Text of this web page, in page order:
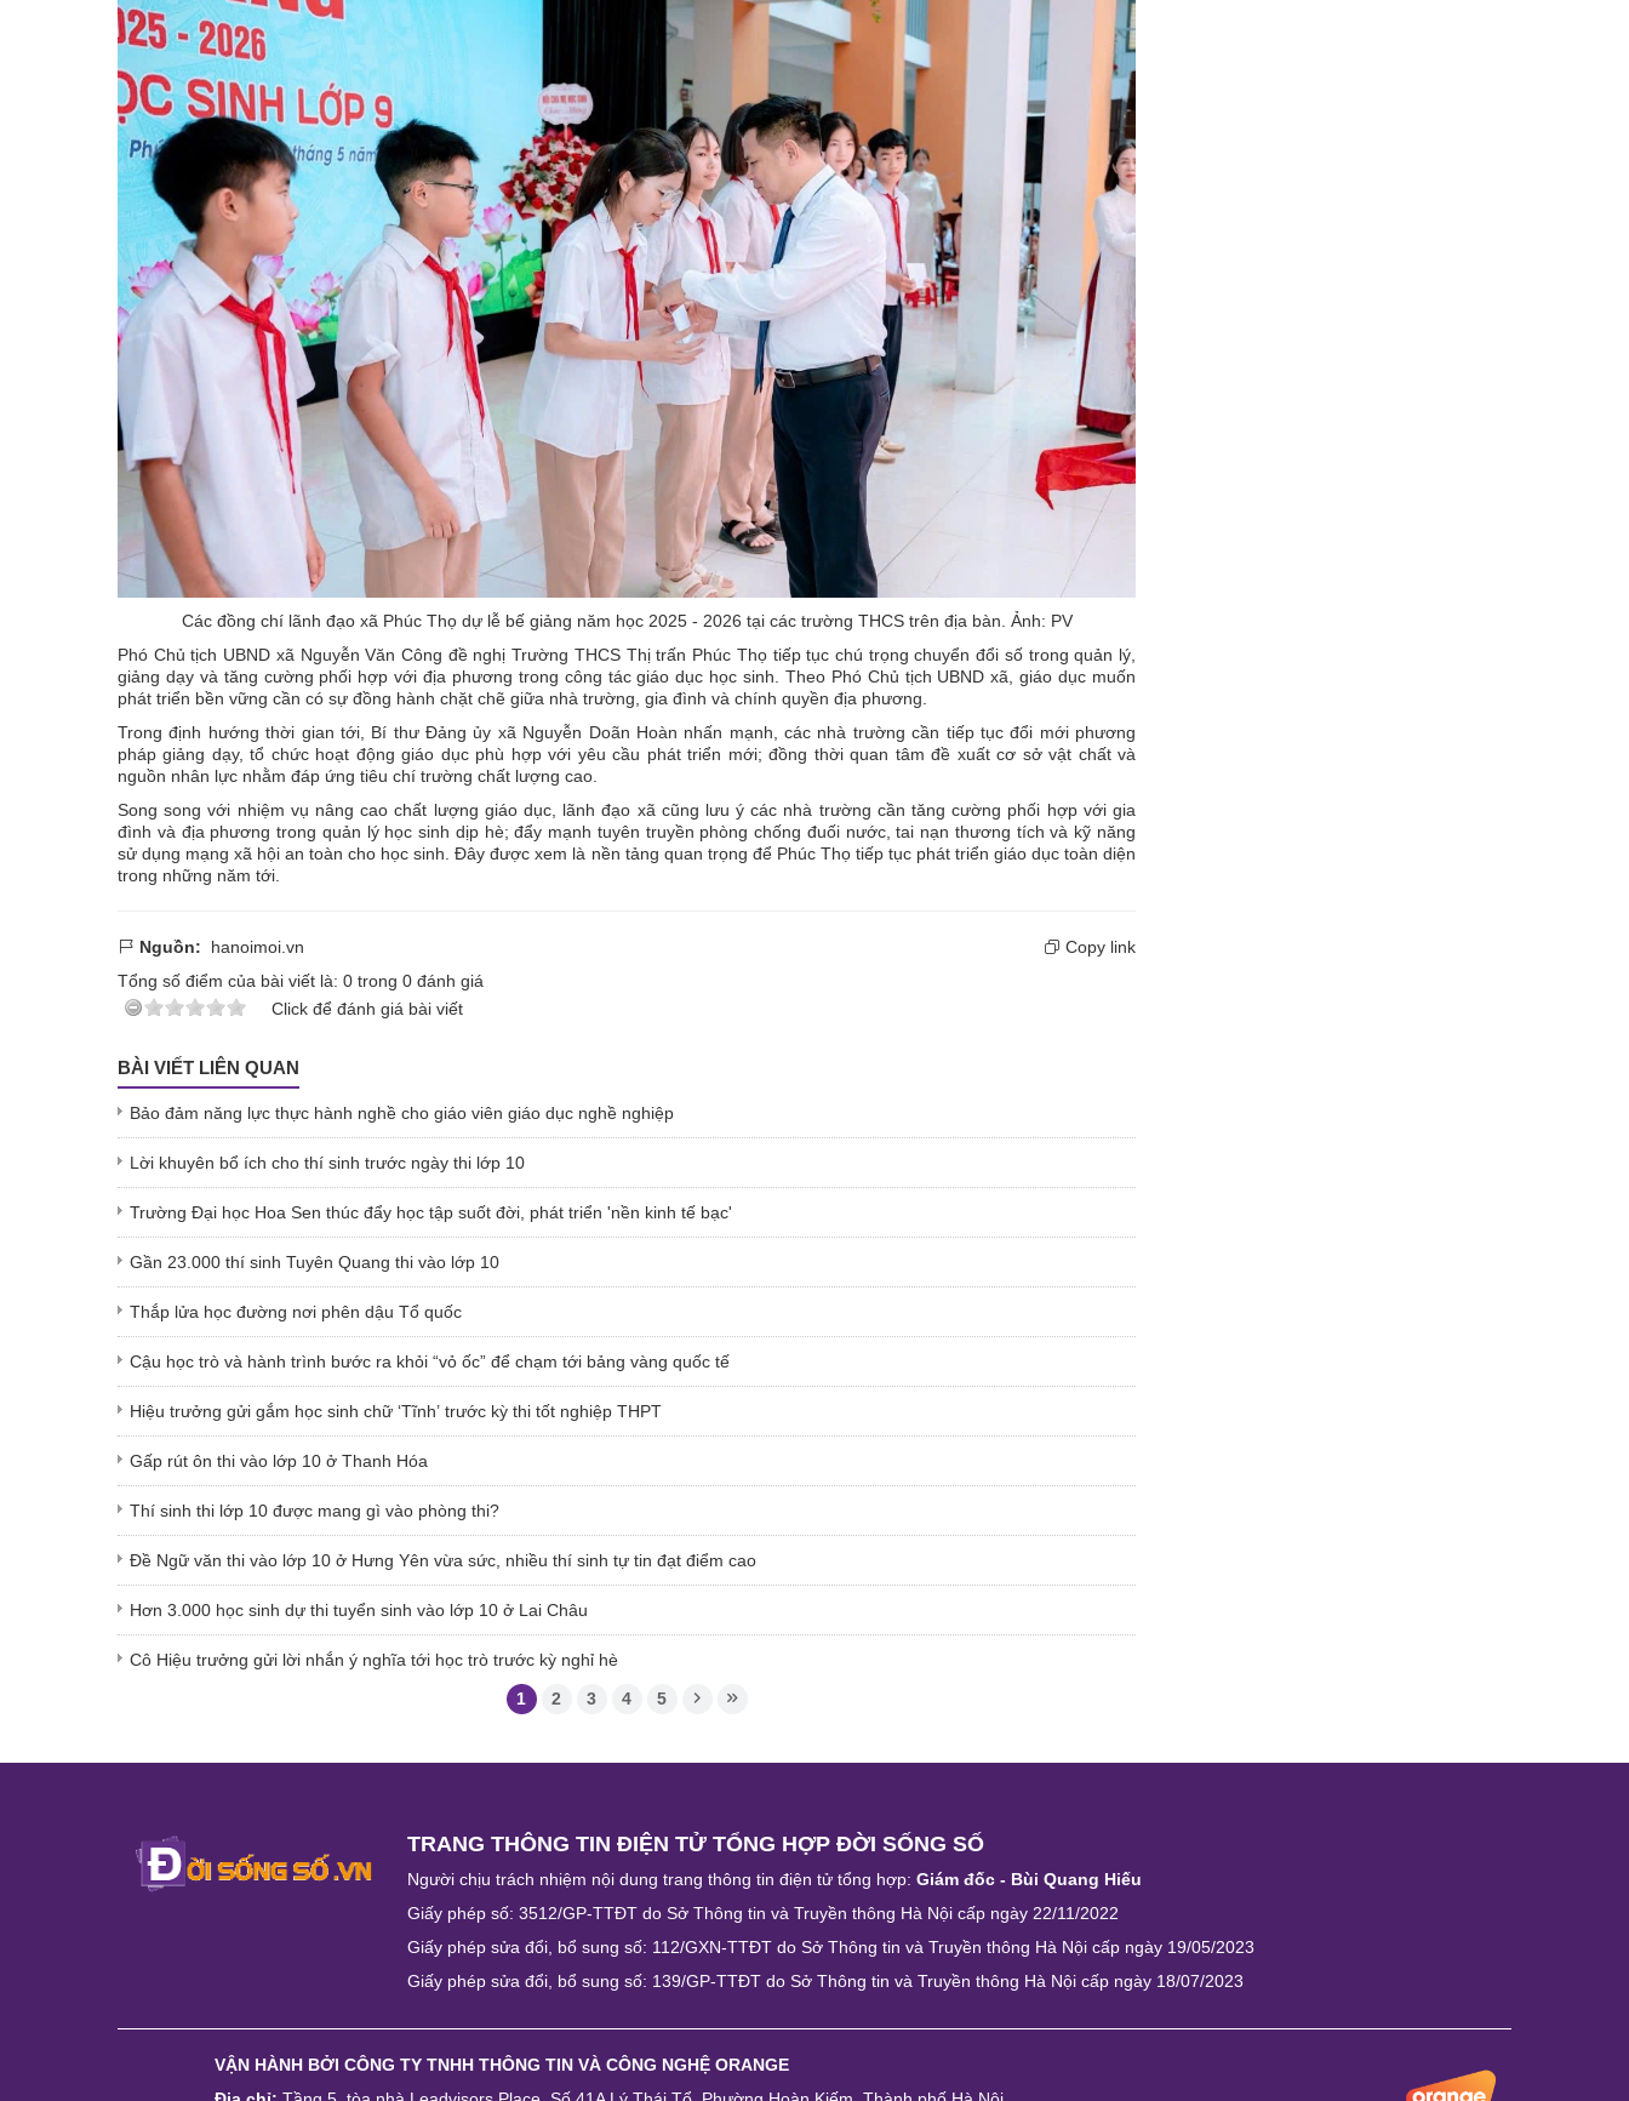
Các đồng chí lãnh đạo xã Phúc Thọ dự lễ bế giảng năm học 2025 - 2026 tại các trường THCS trên địa bàn. Ảnh: PV
Phó Chủ tịch UBND xã Nguyễn Văn Công đề nghị Trường THCS Thị trấn Phúc Thọ tiếp tục chú trọng chuyển đổi số trong quản lý,
giảng dạy và tăng cường phối hợp với địa phương trong công tác giáo dục học sinh. Theo Phó Chủ tịch UBND xã, giáo dục muốn
phát triển bền vững cần có sự đồng hành chặt chẽ giữa nhà trường, gia đình và chính quyền địa phương.
Trong định hướng thời gian tới, Bí thư Đảng ủy xã Nguyễn Doãn Hoàn nhấn mạnh, các nhà trường cần tiếp tục đổi mới phương
pháp giảng dạy, tổ chức hoạt động giáo dục phù hợp với yêu cầu phát triển mới; đồng thời quan tâm đề xuất cơ sở vật chất và
nguồn nhân lực nhằm đáp ứng tiêu chí trường chất lượng cao.
Song song với nhiệm vụ nâng cao chất lượng giáo dục, lãnh đạo xã cũng lưu ý các nhà trường cần tăng cường phối hợp với gia
đình và địa phương trong quản lý học sinh dịp hè; đẩy mạnh tuyên truyền phòng chống đuối nước, tai nạn thương tích và kỹ năng
sử dụng mạng xã hội an toàn cho học sinh. Đây được xem là nền tảng quan trọng để Phúc Thọ tiếp tục phát triển giáo dục toàn diện
trong những năm tới.
Nguồn: hanoimoi.vn
Copy link
Tổng số điểm của bài viết là: 0 trong 0 đánh giá
Click để đánh giá bài viết
BÀI VIẾT LIÊN QUAN
Bảo đảm năng lực thực hành nghề cho giáo viên giáo dục nghề nghiệp
Lời khuyên bổ ích cho thí sinh trước ngày thi lớp 10
Trường Đại học Hoa Sen thúc đẩy học tập suốt đời, phát triển 'nền kinh tế bạc'
Gần 23.000 thí sinh Tuyên Quang thi vào lớp 10
Thắp lửa học đường nơi phên dậu Tổ quốc
Cậu học trò và hành trình bước ra khỏi “vỏ ốc” để chạm tới bảng vàng quốc tế
Hiệu trưởng gửi gắm học sinh chữ ‘Tĩnh’ trước kỳ thi tốt nghiệp THPT
Gấp rút ôn thi vào lớp 10 ở Thanh Hóa
Thí sinh thi lớp 10 được mang gì vào phòng thi?
Đề Ngữ văn thi vào lớp 10 ở Hưng Yên vừa sức, nhiều thí sinh tự tin đạt điểm cao
Hơn 3.000 học sinh dự thi tuyển sinh vào lớp 10 ở Lai Châu
Cô Hiệu trưởng gửi lời nhắn ý nghĩa tới học trò trước kỳ nghỉ hè
1 2 3 4 5
TRANG THÔNG TIN ĐIỆN TỬ TỔNG HỢP ĐỜI SỐNG SỐ
Người chịu trách nhiệm nội dung trang thông tin điện tử tổng hợp: Giám đốc - Bùi Quang Hiếu
Giấy phép số: 3512/GP-TTĐT do Sở Thông tin và Truyền thông Hà Nội cấp ngày 22/11/2022
Giấy phép sửa đổi, bổ sung số: 112/GXN-TTĐT do Sở Thông tin và Truyền thông Hà Nội cấp ngày 19/05/2023
Giấy phép sửa đổi, bổ sung số: 139/GP-TTĐT do Sở Thông tin và Truyền thông Hà Nội cấp ngày 18/07/2023
VẬN HÀNH BỞI CÔNG TY TNHH THÔNG TIN VÀ CÔNG NGHỆ ORANGE